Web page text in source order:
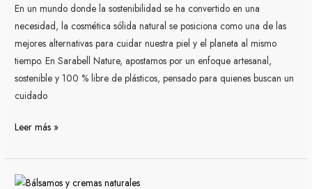
En un mundo donde la sostenibilidad se ha convertido en una
necesidad, la cosmética sólida natural se posiciona como una de las
mejores alternativas para cuidar nuestra piel y el planeta al mismo
tiempo. En Sarabell Nature, apostamos por un enfoque artesanal,
sostenible y 100 % libre de plásticos, pensado para quienes buscan un
cuidado
cuidado
personal
Leer más »
Bálsamos